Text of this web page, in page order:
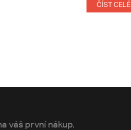
ČÍST CELÉ
váš první nákup.